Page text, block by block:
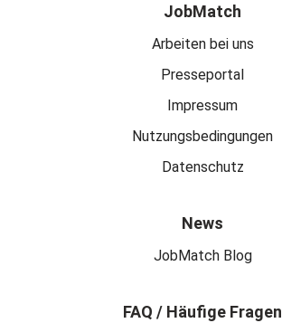
JobMatch
Arbeiten bei uns
Presseportal
Impressum
Nutzungsbedingungen
Datenschutz
News
JobMatch Blog
FAQ / Häufige Fragen